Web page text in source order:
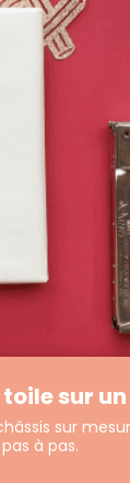
sur
sur
à pas.